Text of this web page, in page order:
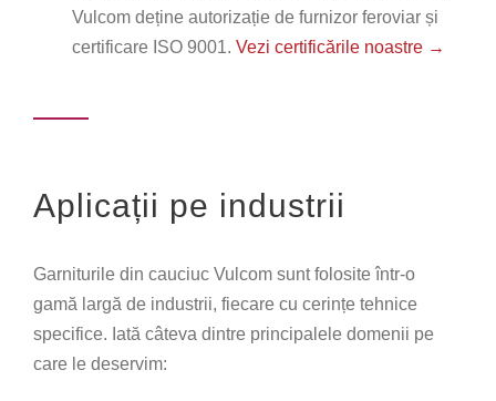
Vulcom deține autorizație de furnizor feroviar și
certificare ISO 9001. Vezi certificările noastre →
Aplicații pe industrii
Garniturile din cauciuc Vulcom sunt folosite într-o
gamă largă de industrii, fiecare cu cerințe tehnice
specifice. Iată câteva dintre principalele domenii pe
care le deservim: